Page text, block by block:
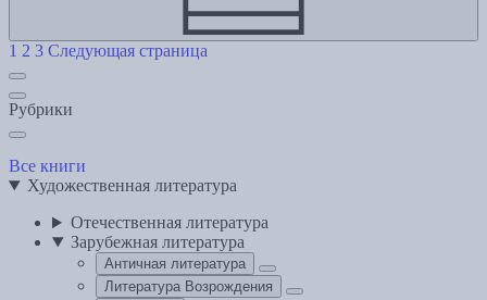
1 2 3 Следующая страница
Рубрики
Все книги
Художественная литература
Отечественная литература
Зарубежная литература
Античная литература
Литература Возрождения